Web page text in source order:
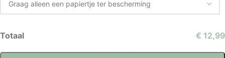
Totaal € 12,99